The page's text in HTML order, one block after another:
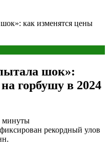
как изменятся цены
шок»:
горбушу в 2024
минуты
рекордный улов